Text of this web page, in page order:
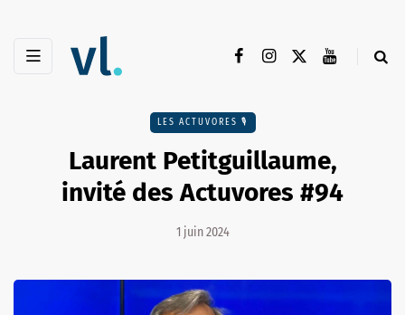
LES ACTUVORES 🎙
Laurent Petitguillaume,
invité des Actuvores #94
1 juin 2024